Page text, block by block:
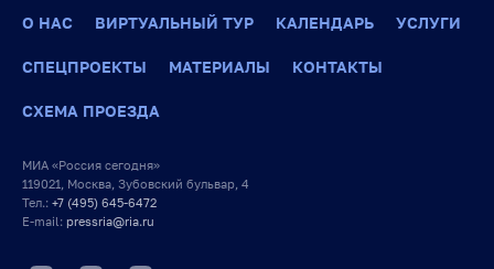
О НАС ВИРТУАЛЬНЫЙ ТУР КАЛЕНДАРЬ УСЛУГИ
СПЕЦПРОЕКТЫ МАТЕРИАЛЫ КОНТАКТЫ
СХЕМА ПРОЕЗДА
МИА «Россия сегодня»
119021, Москва, Зубовский бульвар, 4
Тел.: +7 (495) 645-6472
E-mail: pressria@ria.ru